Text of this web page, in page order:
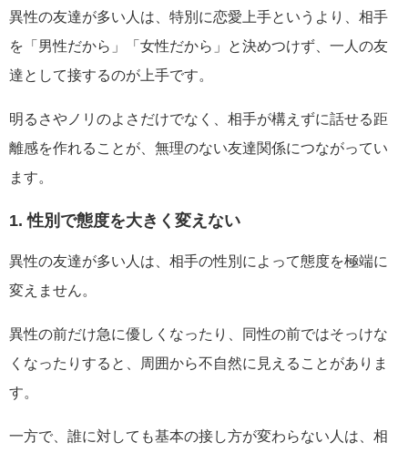
異性の友達が多い人は、特別に恋愛上手というより、相手
を「男性だから」「女性だから」と決めつけず、一人の友
達として接するのが上手です。
明るさやノリのよさだけでなく、相手が構えずに話せる距
離感を作れることが、無理のない友達関係につながってい
ます。
1. 性別で態度を大きく変えない
異性の友達が多い人は、相手の性別によって態度を極端に
変えません。
異性の前だけ急に優しくなったり、同性の前ではそっけな
くなったりすると、周囲から不自然に見えることがありま
す。
一方で、誰に対しても基本の接し方が変わらない人は、相